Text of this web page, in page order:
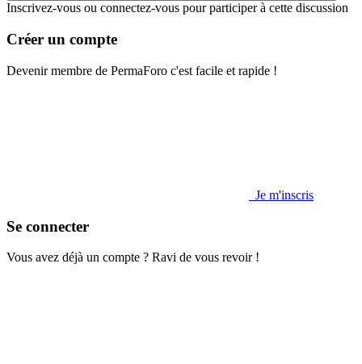
Inscrivez-vous ou connectez-vous pour participer à cette discussion
Créer un compte
Devenir membre de PermaForo c'est facile et rapide !
Je m'inscris
Se connecter
Vous avez déjà un compte ? Ravi de vous revoir !